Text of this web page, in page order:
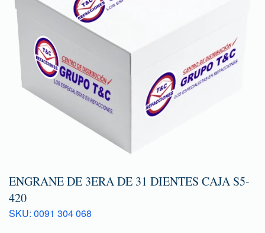
ENGRANE DE 3ERA DE 31 DIENTES CAJA S5-
420
SKU: 0091 304 068